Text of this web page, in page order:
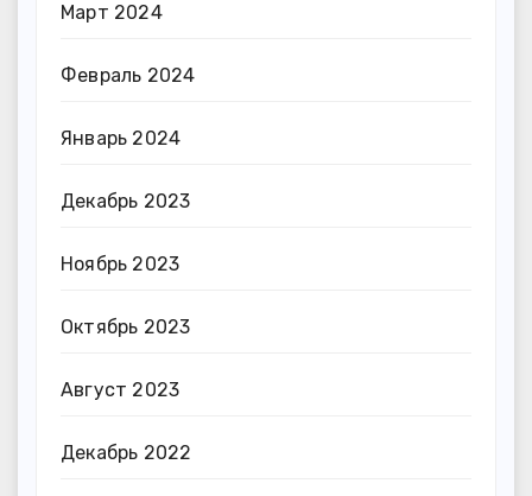
Март 2024
Февраль 2024
Январь 2024
Декабрь 2023
Ноябрь 2023
Октябрь 2023
Август 2023
Декабрь 2022